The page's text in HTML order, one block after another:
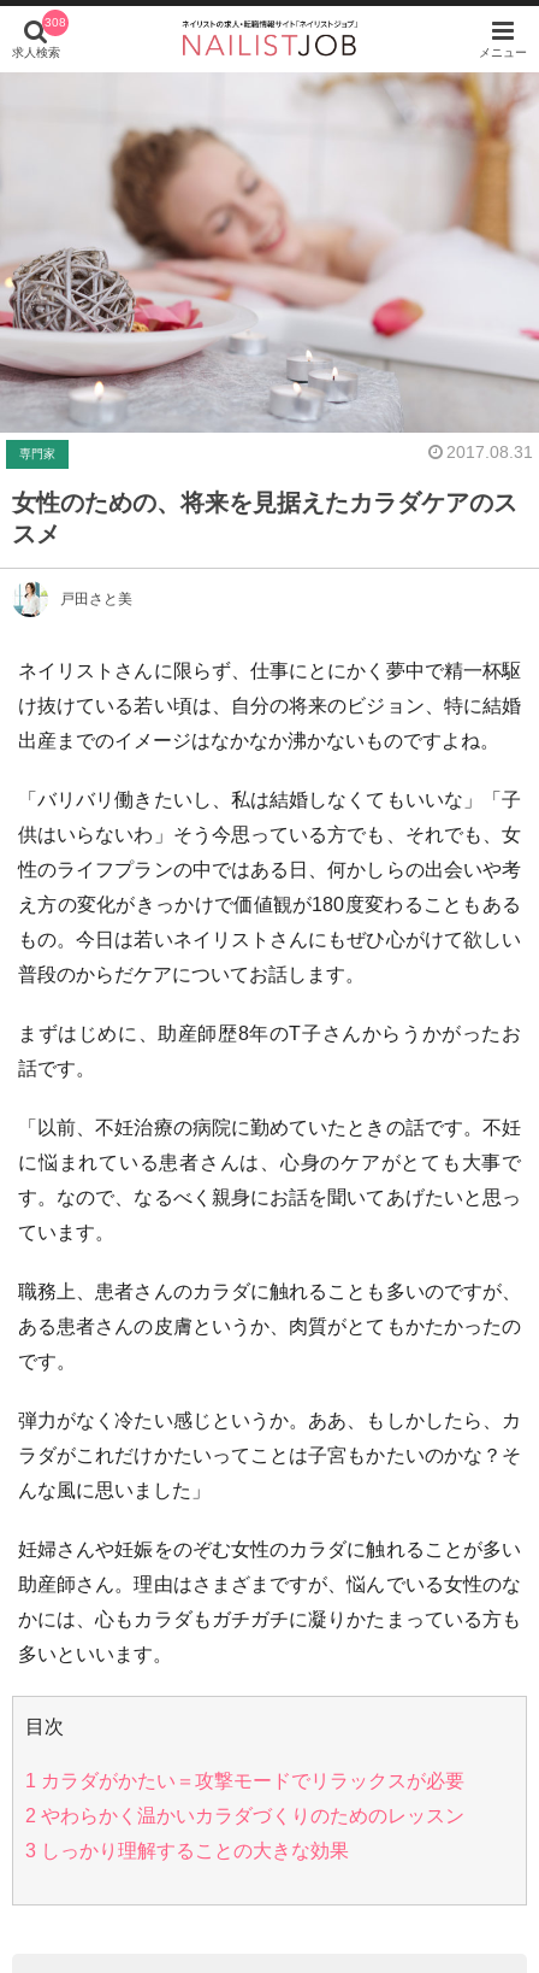
308
求人検索 メニュー
専門家 2017.08.31
女性のための、将来を見据えたカラダケアのス
スメ
戸田さと美
ネイリストさんに限らず、仕事にとにかく夢中で精一杯駆
け抜けている若い頃は、自分の将来のビジョン、特に結婚
出産までのイメージはなかなか沸かないものですよね。
「バリバリ働きたいし、私は結婚しなくてもいいな」「子
供はいらないわ」そう今思っている方でも、それでも、女
性のライフプランの中ではある日、何かしらの出会いや考
え方の変化がきっかけで価値観が180度変わることもある
もの。今日は若いネイリストさんにもぜひ心がけて欲しい
普段のからだケアについてお話します。
まずはじめに、助産師歴8年のT子さんからうかがったお
話です。
「以前、不妊治療の病院に勤めていたときの話です。不妊
に悩まれている患者さんは、心身のケアがとても大事で
す。なので、なるべく親身にお話を聞いてあげたいと思っ
ています。
職務上、患者さんのカラダに触れることも多いのですが、
ある患者さんの皮膚というか、肉質がとてもかたかったの
です。
弾力がなく冷たい感じというか。ああ、もしかしたら、カ
ラダがこれだけかたいってことは子宮もかたいのかな？そ
んな風に思いました」
妊婦さんや妊娠をのぞむ女性のカラダに触れることが多い
助産師さん。理由はさまざまですが、悩んでいる女性のな
かには、心もカラダもガチガチに凝りかたまっている方も
多いといいます。
目次
1 カラダがかたい＝攻撃モードでリラックスが必要
2 やわらかく温かいカラダづくりのためのレッスン
3 しっかり理解することの大きな効果